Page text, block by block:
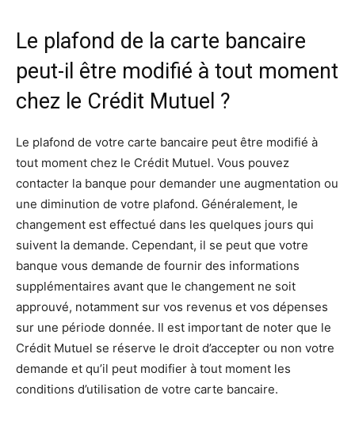
Le plafond de la carte bancaire
peut-il être modifié à tout moment
chez le Crédit Mutuel ?
Le plafond de votre carte bancaire peut être modifié à
tout moment chez le Crédit Mutuel. Vous pouvez
contacter la banque pour demander une augmentation ou
une diminution de votre plafond. Généralement, le
changement est effectué dans les quelques jours qui
suivent la demande. Cependant, il se peut que votre
banque vous demande de fournir des informations
supplémentaires avant que le changement ne soit
approuvé, notamment sur vos revenus et vos dépenses
sur une période donnée. Il est important de noter que le
Crédit Mutuel se réserve le droit d’accepter ou non votre
demande et qu’il peut modifier à tout moment les
conditions d’utilisation de votre carte bancaire.